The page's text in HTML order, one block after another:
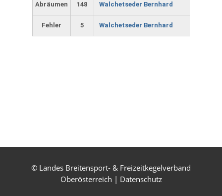
Abräumen 148 Walchetseder Bernhard
Fehler 5 Walchetseder Bernhard
© Landes Breitensport- & Freizeitkegelverband
Oberösterreich | Datenschutz